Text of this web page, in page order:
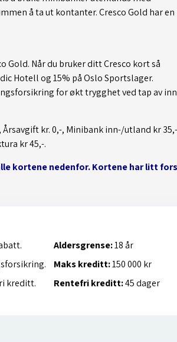
å ta ut kontanter. Cresco Gold har en
Gold. Når du bruker ditt Cresco kort så
Hotell og 15% på Oslo Sportslager.
for økt trygghet ved tap av
kr. 0,-, Minibank inn-/utland kr
kr 45,-.
kortene nedenfor. Kortene har litt
kreditt.
Aldersgrense:18 år
Maks kreditt:150 000 kr
Rentefri kreditt:45 dager